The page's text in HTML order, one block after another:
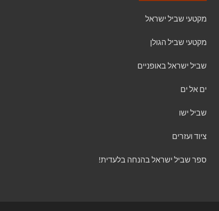
מקטעי שביל ישראל
מקטעי שביל הגולן
שביל ישראל באופניים
ים אל ים
שביל ישו
ציוד ועזרים
ספר שביל ישראל בהנחה בלעדית!